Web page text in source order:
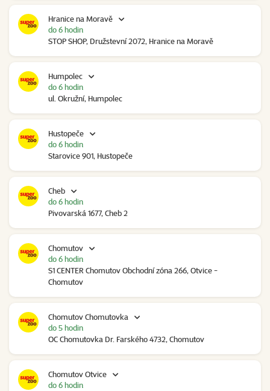
Hranice na Moravě
STOP SHOP, Družstevní 2072, Hranice na Moravě
do 6 hodin
Humpolec
ul. Okružní, Humpolec
do 6 hodin
Hustopeče
Starovice 901, Hustopeče
do 6 hodin
Cheb
Pivovarská 1677, Cheb 2
do 6 hodin
Chomutov
S1 CENTER Chomutov Obchodní zóna 266, Otvice -
Chomutov
do 6 hodin
Chomutov Chomutovka
OC Chomutovka Dr. Farského 4732, Chomutov
do 5 hodin
Chomutov Otvice
do 6 hodin